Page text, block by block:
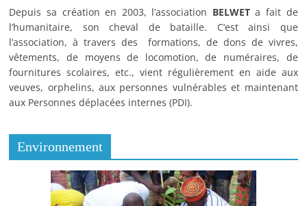
Depuis sa création en 2003, l’association BELWETa fait de
l’humanitaire, son cheval de bataille. C’est ainsi que
l’association, à travers des formations, de dons de vivres,
vêtements, de moyens de locomotion, de numéraires, de
fournitures scolaires, etc., vient régulièrement en aide aux
veuves, orphelins, aux personnes vulnérables et maintenant
aux Personnes déplacées internes (PDI).
Environnement